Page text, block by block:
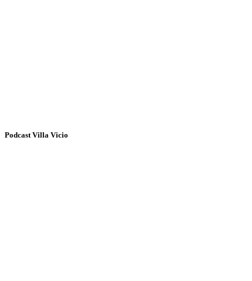
Podcast Villa Vicio